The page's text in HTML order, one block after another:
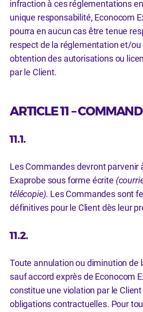
infraction à ces réglementations
unique responsabilité, Econocom
pourra en aucun cas être tenue
respect de la réglementation et/ou
obtention des autorisations ou
par le Client.
ARTICLE 11 –
11.1.
Les Commandes devront parvenir
Exaprobe sous forme écrite
télécopie). Les Commandes sont
définitives pour le Client dès leur
11.2.
Toute annulation ou diminution de
sauf accord exprès de Econocom
constitue une violation par le
obligations contractuelles. Pour